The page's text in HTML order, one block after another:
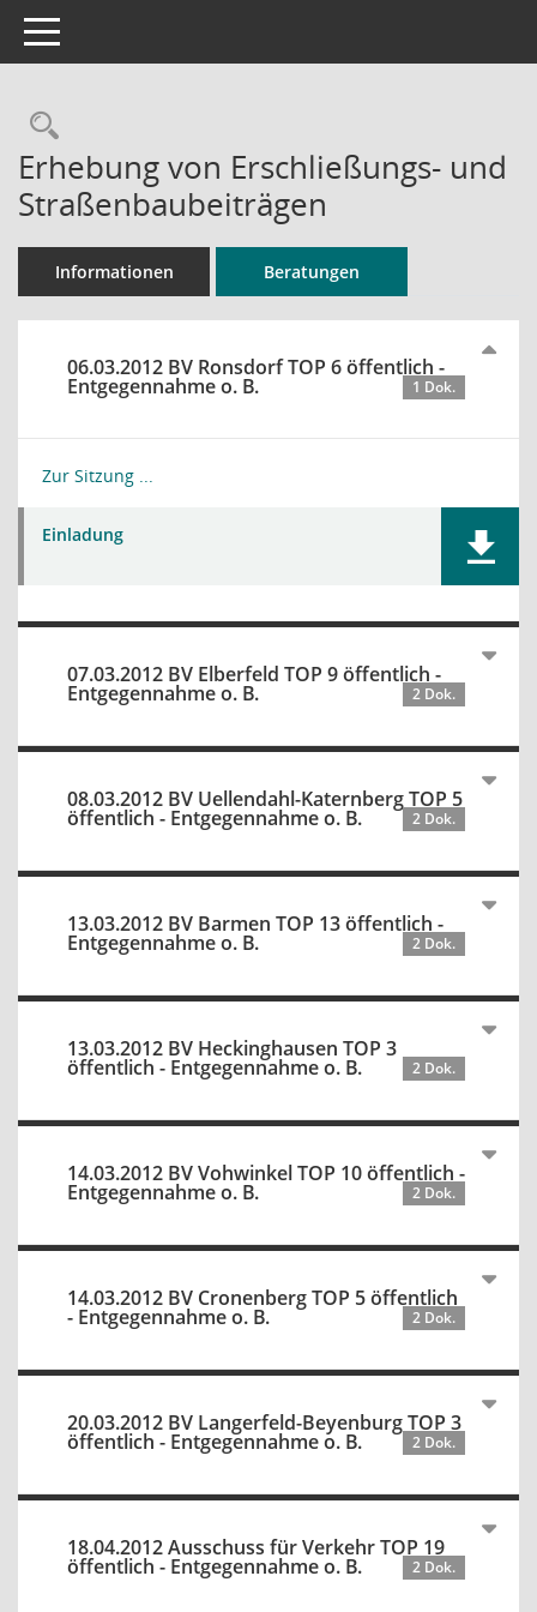
Toggle navigation
Rechercheauswahl
Erhebung von Erschließungs- und
Straßenbaubeiträgen
Informationen Beratungen
06.03.2012 BV Ronsdorf TOP 6 öffentlich -
Entgegennahme o. B. 1 Dok.
Zur Sitzung ...
Einladung
07.03.2012 BV Elberfeld TOP 9 öffentlich -
Entgegennahme o. B. 2 Dok.
08.03.2012 BV Uellendahl-Katernberg TOP 5
öffentlich - Entgegennahme o. B. 2 Dok.
13.03.2012 BV Barmen TOP 13 öffentlich -
Entgegennahme o. B. 2 Dok.
13.03.2012 BV Heckinghausen TOP 3
öffentlich - Entgegennahme o. B. 2 Dok.
14.03.2012 BV Vohwinkel TOP 10 öffentlich -
Entgegennahme o. B. 2 Dok.
14.03.2012 BV Cronenberg TOP 5 öffentlich
- Entgegennahme o. B. 2 Dok.
20.03.2012 BV Langerfeld-Beyenburg TOP 3
öffentlich - Entgegennahme o. B. 2 Dok.
18.04.2012 Ausschuss für Verkehr TOP 19
öffentlich - Entgegennahme o. B. 2 Dok.